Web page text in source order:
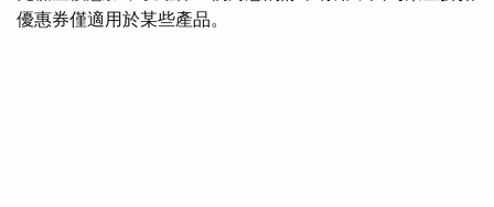
優惠券僅適用於某些產品。